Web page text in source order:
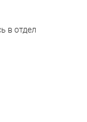
в отдел